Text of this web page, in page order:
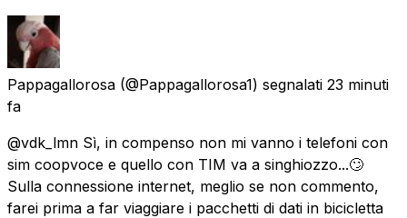
Pappagallorosa (@Pappagallorosa1) segnalati 23 minuti
fa
@vdk_lmn Sì, in compenso non mi vanno i telefoni con
sim coopvoce e quello con TIM va a singhiozzo...🙄
Sulla connessione internet, meglio se non commento,
farei prima a far viaggiare i pacchetti di dati in bicicletta